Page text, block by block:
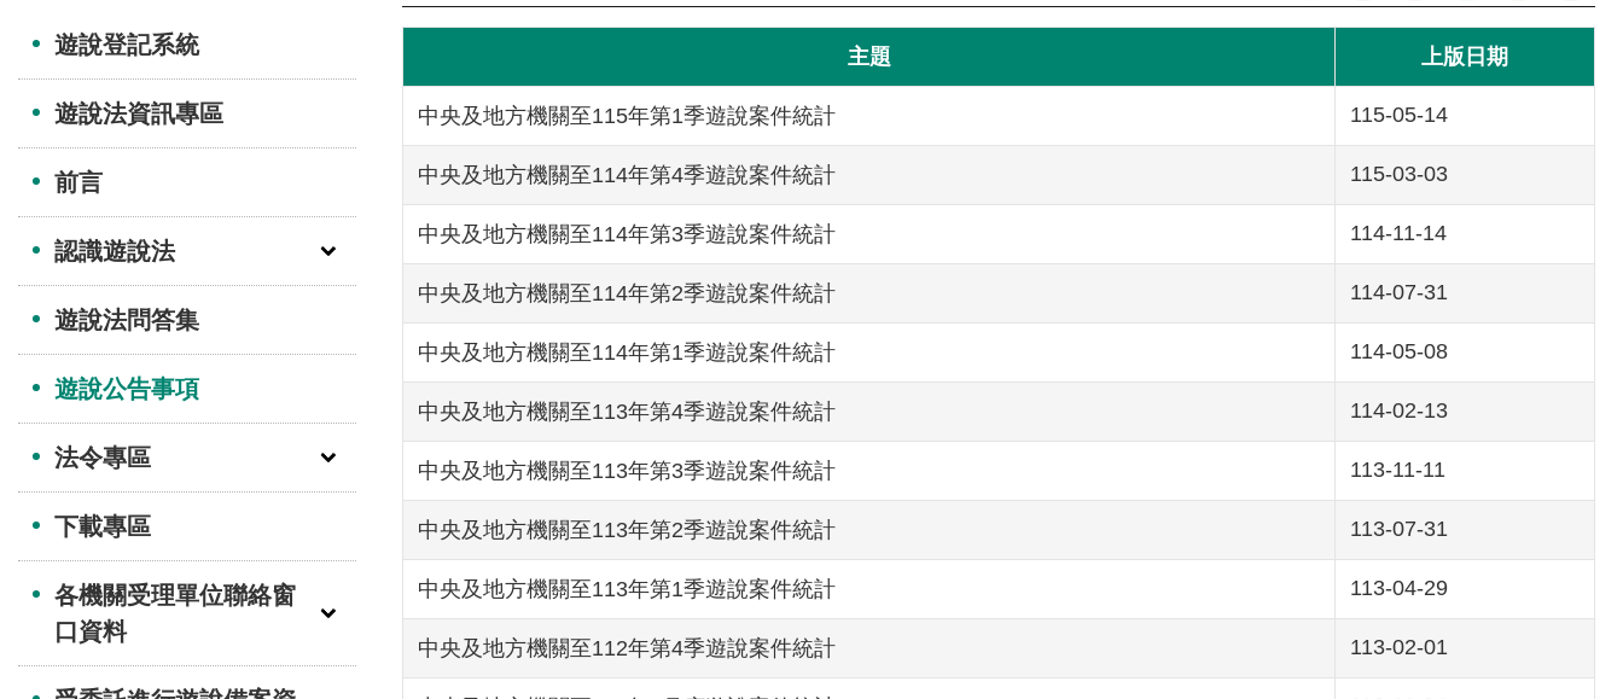
遊說登記系統
遊說法資訊專區
前言
認識遊說法
遊說法問答集
遊說公告事項
法令專區
下載專區
各機關受理單位聯絡窗
口資料
主題 上版日期
中央及地方機關至115年第1季遊說案件統計 115-05-14
中央及地方機關至114年第4季遊說案件統計 115-03-03
中央及地方機關至114年第3季遊說案件統計 114-11-14
中央及地方機關至114年第2季遊說案件統計 114-07-31
中央及地方機關至114年第1季遊說案件統計 114-05-08
中央及地方機關至113年第4季遊說案件統計 114-02-13
中央及地方機關至113年第3季遊說案件統計 113-11-11
中央及地方機關至113年第2季遊說案件統計 113-07-31
中央及地方機關至113年第1季遊說案件統計 113-04-29
中央及地方機關至112年第4季遊說案件統計 113-02-01